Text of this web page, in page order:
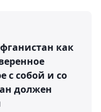
как
с собой и со
должен